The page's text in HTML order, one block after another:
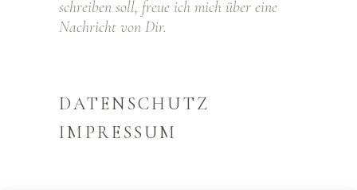
schreiben soll, freue ich mich über eine
Nachricht von Dir.
DATENSCHUTZ
IMPRESSUM